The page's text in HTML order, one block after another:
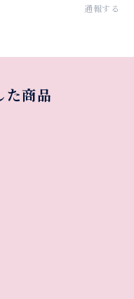
通報する
た商品